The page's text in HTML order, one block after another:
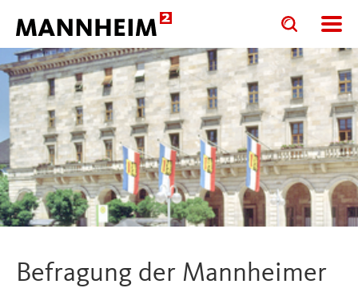
Toggle
search
input
form
Toggle
search
input
Befragung der Mannheimer